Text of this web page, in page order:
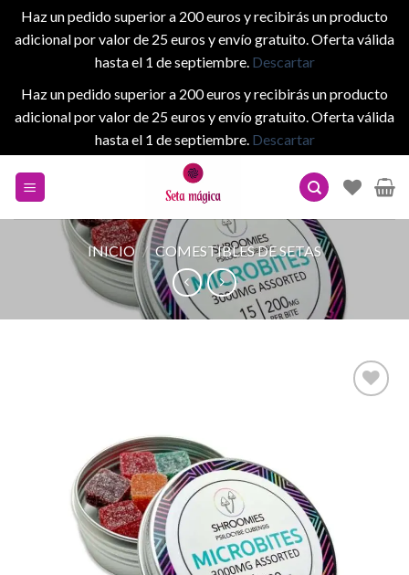
Haz un pedido superior a 200 euros y recibirás un producto
adicional por valor de 25 euros y envío gratuito. Oferta válida
hasta el 1 de septiembre. Descartar
Haz un pedido superior a 200 euros y recibirás un producto
adicional por valor de 25 euros y envío gratuito. Oferta válida
hasta el 1 de septiembre. Descartar
INICIO / COMESTIBLES DE SETAS